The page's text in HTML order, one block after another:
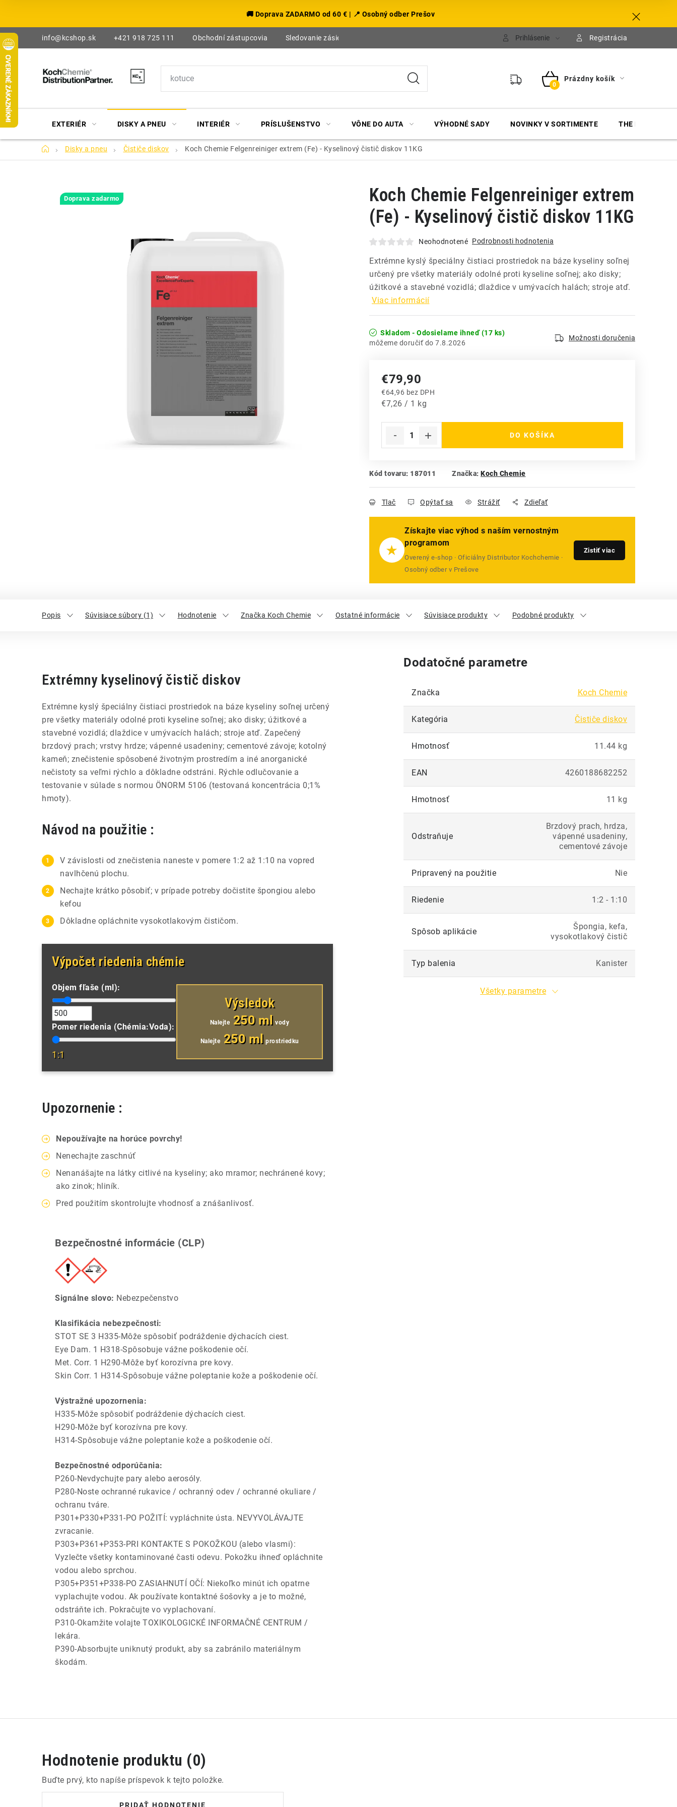
obsah
🚚 Doprava ZADARMO od 60 € | 📍 Osobný odber Prešov
info@kcshop.sk +421 918 725 111 Obchodní zástupcovia Sledovanie zásielky Prihlásenie Registrácia
NÁKUPNÝ
Prázdny košík
EXTERIÉR DISKY A PNEU INTERIÉR PRÍSLUŠENSTVO VÔNE DO AUTA VÝHODNÉ SADY NOVINKY V SORTIMENTE THE FINISHER
DomovDisky a pneu Čističe diskov Koch Chemie Felgenreiniger extrem (Fe) - Kyselinový čistič diskov 11KG
Koch Chemie Felgenreiniger extrem
(Fe) - Kyselinový čistič diskov 11KG
Neohodnotené Podrobnosti hodnotenia
Extrémne kyslý špeciálny čistiaci prostriedok na báze kyseliny soľnej
určený pre všetky materiály odolné proti kyseline soľnej; ako disky;
úžitkové a stavebné vozidlá; dlaždice v umývacích halách; stroje atď.
Viac informácií
Skladom - Odosielame ihneď(17 ks)
7.8.2026
Možnosti doručenia
€79,90
€64,96 bez DPH
Jednotková cena:
€7,26 / 1 kg
DO KOŠÍKA
Kód tovaru: 187011 Značka: Koch Chemie
Tlač Opýtať sa Strážiť Zdieľať
★
Získajte viac výhod s naším vernostným
programom
Overený e-shop · Oficiálny Distributor Kochchemie ·
Osobný odber v Prešove
Zistiť viac
Doprava zadarmo
Popis Súvisiace súbory (1) Hodnotenie Značka Koch Chemie Ostatné informácie Súvisiace produkty Podobné produkty
Extrémny kyselinový čistič diskov
Extrémne kyslý špeciálny čistiaci prostriedok na báze kyseliny soľnej určený
pre všetky materiály odolné proti kyseline soľnej; ako disky; úžitkové a
stavebné vozidlá; dlaždice v umývacích halách; stroje atď. Zapečený
brzdový prach; vrstvy hrdze; vápenné usadeniny; cementové závoje; kotolný
kameň; znečistenie spôsobené životným prostredím a iné anorganické
nečistoty sa veľmi rýchlo a dôkladne odstráni. Rýchle odlučovanie a
testovanie v súlade s normou ÖNORM 5106 (testovaná koncentrácia 0;1%
hmoty).
Návod na použitie :
V závislosti od znečistenia naneste v pomere 1:2 až 1:10 na vopred
navlhčenú plochu.
Nechajte krátko pôsobiť; v prípade potreby dočistite špongiou alebo
kefou
Dôkladne opláchnite vysokotlakovým čističom.
Výpočet riedenia chémie
Objem fľaše (ml):
Pomer riedenia (Chémia:Voda):
1:1
Výsledok
Nalejte250 ml vody
Nalejte250 ml prostriedku
Upozornenie :
Nepoužívajte na horúce povrchy!
Nenechajte zaschnúť
Nenanášajte na látky citlivé na kyseliny; ako mramor; nechránené kovy;
ako zinok; hliník.
Pred použitím skontrolujte vhodnosť a znášanlivosť.
Bezpečnostné informácie (CLP)
Signálne slovo: Nebezpečenstvo
Klasifikácia nebezpečnosti:
STOT SE 3 H335-Môže spôsobiť podráždenie dýchacích ciest.
Eye Dam. 1 H318-Spôsobuje vážne poškodenie očí.
Met. Corr. 1 H290-Môže byť korozívna pre kovy.
Skin Corr. 1 H314-Spôsobuje vážne poleptanie kože a poškodenie očí.
Výstražné upozornenia:
H335-Môže spôsobiť podráždenie dýchacích ciest.
H290-Môže byť korozívna pre kovy.
H314-Spôsobuje vážne poleptanie kože a poškodenie očí.
Bezpečnostné odporúčania:
P260-Nevdychujte pary alebo aerosóly.
P280-Noste ochranné rukavice / ochranný odev / ochranné okuliare /
ochranu tváre.
P301+P330+P331-PO POŽITÍ: vypláchnite ústa. NEVYVOLÁVAJTE
zvracanie.
P303+P361+P353-PRI KONTAKTE S POKOŽKOU (alebo vlasmi):
Vyzlečte všetky kontaminované časti odevu. Pokožku ihneď opláchnite
vodou alebo sprchou.
P305+P351+P338-PO ZASIAHNUTÍ OČÍ: Niekoľko minút ich opatrne
vyplachujte vodou. Ak používate kontaktné šošovky a je to možné,
odstráňte ich. Pokračujte vo vyplachovaní.
P310-Okamžite volajte TOXIKOLOGICKÉ INFORMAČNÉ CENTRUM /
lekára.
P390-Absorbujte uniknutý produkt, aby sa zabránilo materiálnym
škodám.
Dodatočné parametre
Značka Koch Chemie
Kategória Čističe diskov
Hmotnosť 11.44 kg
EAN 4260188682252
Hmotnosť 11 kg
Odstraňuje
Brzdový prach, hrdza,
vápenné usadeniny,
cementové závoje
Pripravený na použitie Nie
Riedenie 1:2 - 1:10
Spôsob aplikácie
Špongia, kefa,
vysokotlakový čistič
Typ balenia Kanister
Všetky parametre
Hodnotenie produktu (0)
Buďte prvý, kto napíše príspevok k tejto položke.
PRIDAŤ HODNOTENIE